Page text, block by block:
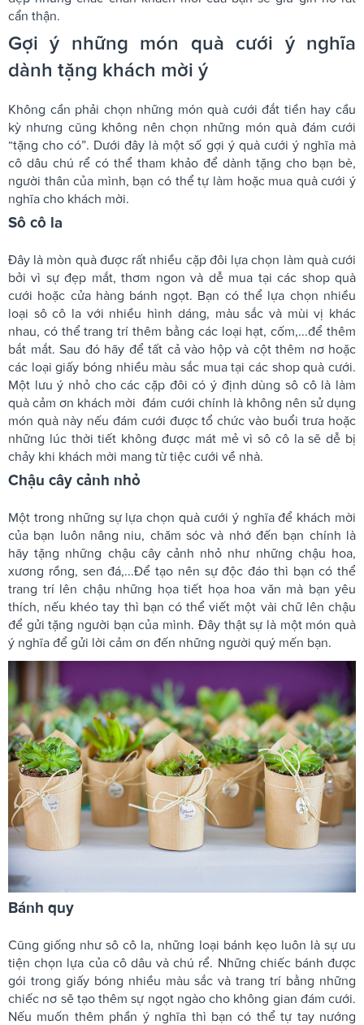
cẩn thận.
Gợi ý những món quà cưới ý nghĩa
dành tặng khách mời ý
Không cần phải chọn những món quà cưới đắt tiền hay cầu
kỳ nhưng cũng không nên chọn những món quà đám cưới
“tặng cho có”. Dưới đây là một số gợi ý quà cưới ý nghĩa mà
cô dâu chú rể có thể tham khảo để dành tặng cho bạn bè,
người thân của mình, bạn có thể tự làm hoặc mua quà cưới ý
nghĩa cho khách mời.
Sô cô la
Đây là mòn quà được rất nhiều cặp đôi lựa chọn làm quà cưới
bởi vì sự đẹp mắt, thơm ngon và dễ mua tại các shop quà
cưới hoặc cửa hàng bánh ngọt. Bạn có thể lựa chọn nhiều
loại sô cô la với nhiều hình dáng, màu sắc và mùi vị khác
nhau, có thể trang trí thêm bằng các loại hạt, cốm,...để thêm
bắt mắt. Sau đó hãy để tất cả vào hộp và cột thêm nơ hoặc
các loại giấy bóng nhiều màu sắc mua tại các shop quà cưới.
Một lưu ý nhỏ cho các cặp đôi có ý định dùng sô cô là làm
quà cảm ơn khách mời đám cưới chính là không nên sử dụng
món quà này nếu đám cưới được tổ chức vào buổi trưa hoặc
những lúc thời tiết không được mát mẻ vì sô cô la sẽ dễ bị
chảy khi khách mời mang từ tiệc cưới về nhà.
Chậu cây cảnh nhỏ
Một trong những sự lựa chọn quà cưới ý nghĩa để khách mời
của bạn luôn nâng niu, chăm sóc và nhớ đến bạn chính là
hãy tặng những chậu cây cảnh nhỏ như những chậu hoa,
xương rồng, sen đá,...Để tạo nên sự độc đáo thì bạn có thể
trang trí lên chậu những họa tiết họa hoa văn mà bạn yêu
thích, nếu khéo tay thì bạn có thể viết một vài chữ lên chậu
để gửi tặng người bạn của mình. Đây thật sự là một món quà
ý nghĩa để gửi lời cảm ơn đến những người quý mến bạn.
Bánh quy
Cũng giống như sô cô la, những loại bánh kẹo luôn là sự ưu
tiện chọn lựa của cô dâu và chú rể. Những chiếc bánh được
gói trong giấy bóng nhiều màu sắc và trang trí bằng những
chiếc nơ sẽ tạo thêm sự ngọt ngào cho không gian đám cưới.
Nếu muốn thêm phần ý nghĩa thì bạn có thể tự tay nướng